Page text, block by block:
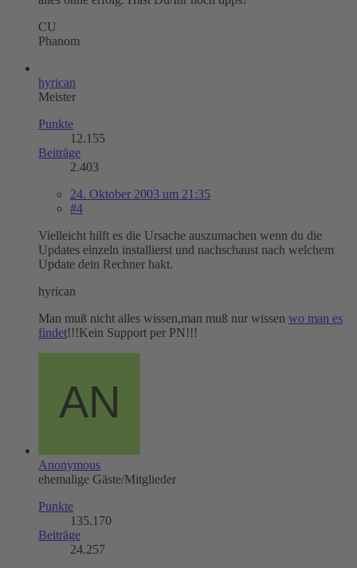
CU
Phanom
hyrican
Meister
Punkte
12.155
Beiträge
2.403
24. Oktober 2003 um 21:35
#4
Vielleicht hilft es die Ursache auszumachen wenn du die
Updates einzeln installierst und nachschaust nach welchem
Update dein Rechner hakt.
hyrican
Man muß nicht alles wissen,man muß nur wissen wo man es
findet!!!Kein Support per PN!!!
Anonymous
ehemalige Gäste/Mitglieder
Punkte
135.170
Beiträge
24.257